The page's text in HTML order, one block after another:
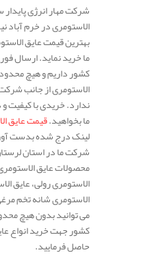
شرکت مهار انرژی
الاستومری در خرم آباد
بهترین قیمت عایق
ما خرید نماید. ارسال
کشور داریم و هیچ
الاستومری از جانب
ندارد. خریدی با کیفیت
ما بخواهید.قیمت عایق
لینک درج شده بدست
شرکت ما در استان
محصولات عایق
الاستومری رولی، عایق
الاستومری شانه تخم
می توانید بدون هیچ
کشور جهت خرید انواع
حاصل فرمایید.